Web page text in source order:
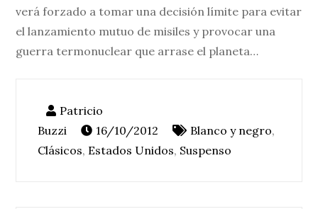
verá forzado a tomar una decisión límite para evitar
el lanzamiento mutuo de misiles y provocar una
guerra termonuclear que arrase el planeta…
16/10/2012 Blanco y negro,
Clásicos, Estados Unidos, Suspenso